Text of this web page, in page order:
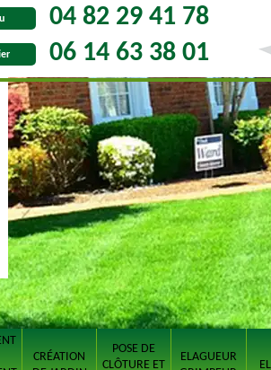
04 82 29 41 78
06 14 63 38 01
CRÉATION
POSE DE
CLÔTURE ET
ELAGUEUR